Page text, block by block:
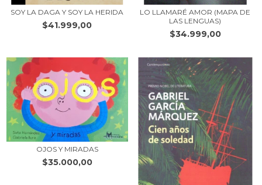
SOY LA DAGA Y SOY LA HERIDA
$41.999,00
LO LLAMARÉ AMOR (MAPA DE
LAS LENGUAS)
$34.999,00
OJOS Y MIRADAS
$35.000,00